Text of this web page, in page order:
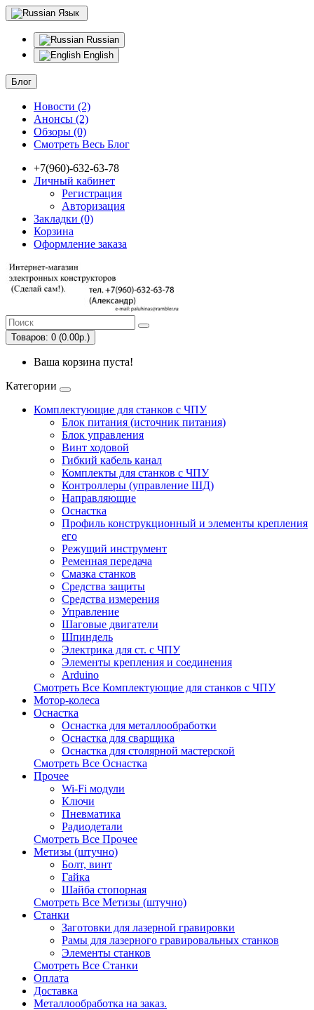
Язык
Russian
English
Блог
Новости (2)
Анонсы (2)
Обзоры (0)
Смотреть Весь Блог
+7(960)-632-63-78
Личный кабинет
Регистрация
Авторизация
Закладки (0)
Корзина
Оформление заказа
Товаров: 0 (0.00р.)
Ваша корзина пуста!
Категории
Комплектующие для станков с ЧПУ
Блок питания (источник питания)
Блок управления
Винт ходовой
Гибкий кабель канал
Комплекты для станков с ЧПУ
Контроллеры (управление ШД)
Направляющие
Оснастка
Профиль конструкционный и элементы крепления
его
Режущий инструмент
Ременная передача
Смазка станков
Средства защиты
Средства измерения
Управление
Шаговые двигатели
Шпиндель
Электрика для ст. с ЧПУ
Элементы крепления и соединения
Arduino
Смотреть Все Комплектующие для станков с ЧПУ
Мотор-колеса
Оснастка
Оснастка для металлообработки
Оснастка для сварщика
Оснастка для столярной мастерской
Смотреть Все Оснастка
Прочее
Wi-Fi модули
Ключи
Пневматика
Радиодетали
Смотреть Все Прочее
Метизы (штучно)
Болт, винт
Гайка
Шайба стопорная
Смотреть Все Метизы (штучно)
Станки
Заготовки для лазерной гравировки
Рамы для лазерного гравировальных станков
Элементы станков
Смотреть Все Станки
Оплата
Доставка
Металлообработка на заказ.